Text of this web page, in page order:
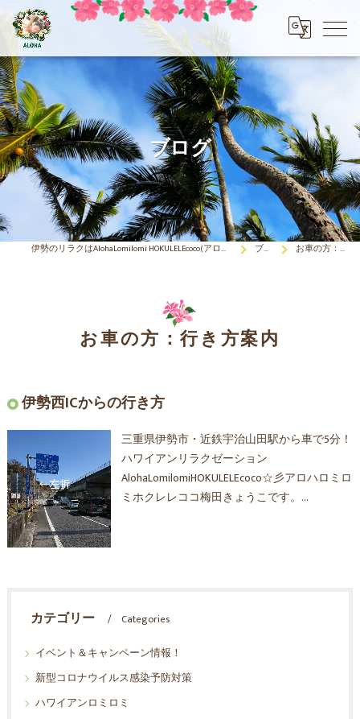
ブログ
伊勢のリラクはAlohaLomilomi HOKULELEcoco(アロハロミロミ ホクレレココ)☆彡 ブログ お車の方：行き方案内
お車の方：行き方案内
伊勢西ICからの行き方
三重県伊勢市・近鉄宇治山田駅から車で5分！
ハワイアンリラクゼーション
AlohaLomilomiHOKULELEcoco☆彡アロハロミロ
ミホクレレココ梅田きょうこです。…
カテゴリー
Categories
イベント＆キャンペーン情報！
新型コロナウイルス感染予防対策
ハワイアンロミロミ